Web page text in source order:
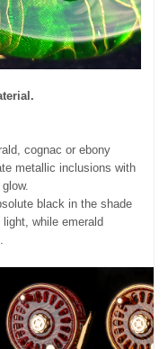
cognac or ebony
metallic inclusions with
black in the shade
while emerald